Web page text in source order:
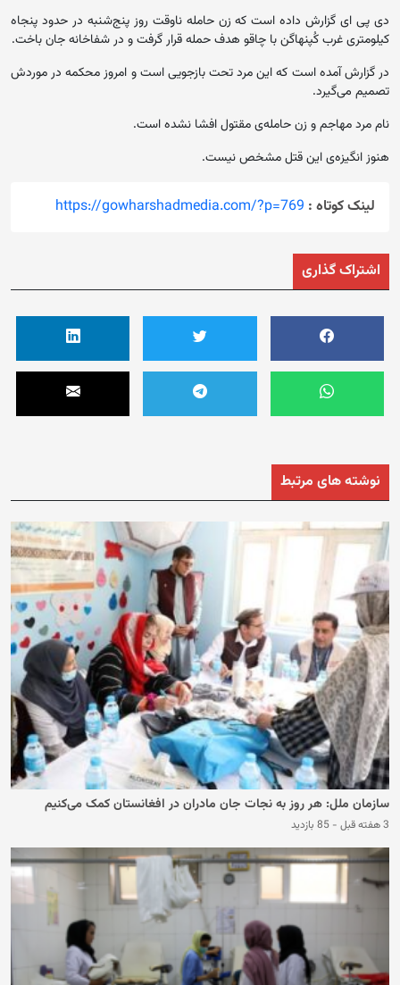
دی پی ای گزارش داده است که زن حامله ناوقت روز پنج‌شنبه در حدود پنجاه
کیلومتری غرب کُپنهاگن با چاقو هدف حمله قرار گرفت و در شفاخانه جان باخت.
در گزارش آمده است که این مرد تحت بازجویی است و امروز محکمه در موردش
تصمیم می‌گیرد.
نام مرد مهاجم و زن حامله‌ی مقتول افشا نشده است.
هنوز انگیزه‌ی این قتل مشخص نیست.
لینک کوتاه : https://gowharshadmedia.com/?p=769
اشتراک گذاری
نوشته های مرتبط
سازمان ملل: هر روز به نجات جان مادران در افغانستان کمک می‌کنیم
3 هفته قبل - 85 بازدید